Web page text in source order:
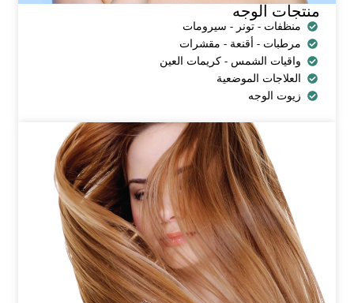
منتجات الوجه
منظفات - تونر - سيرومات
مرطبات - أقنعة - مقشرات
واقيات الشمس - كريمات العين
العلاجات الموضعية
زيوت الوجه